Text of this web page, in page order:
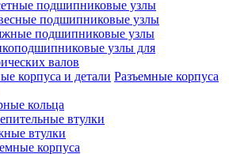
подшипниковые узлы
подшипниковые узлы
подшипниковые узлы
узлы для
валов
Разъемные корпуса
кольца
втулки
втулки
корпуса